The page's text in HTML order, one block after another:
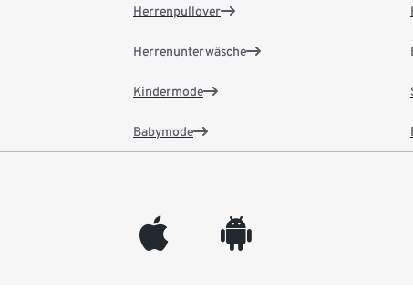
Herrenpullover
Herrenunterwäsche
Kindermode
Babymode
appleinc android